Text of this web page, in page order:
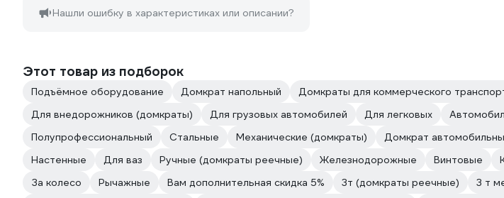
Нашли ошибку в характеристиках или описании?
Этот товар из подборок
Подъёмное оборудование Домкрат напольный Домкраты для коммерческого
Для внедорожников (домкраты)
Для грузовых автомобилей Для легковых
Полупрофессиональный
Стальные Механические (домкраты) Домкрат
Настенные
Для ваз Ручные (домкраты реечные) Железнодорожные Винтовые
За колесо
Рычажные Вам дополнительная скидка 5% 3т (домкраты реечные) 3 т